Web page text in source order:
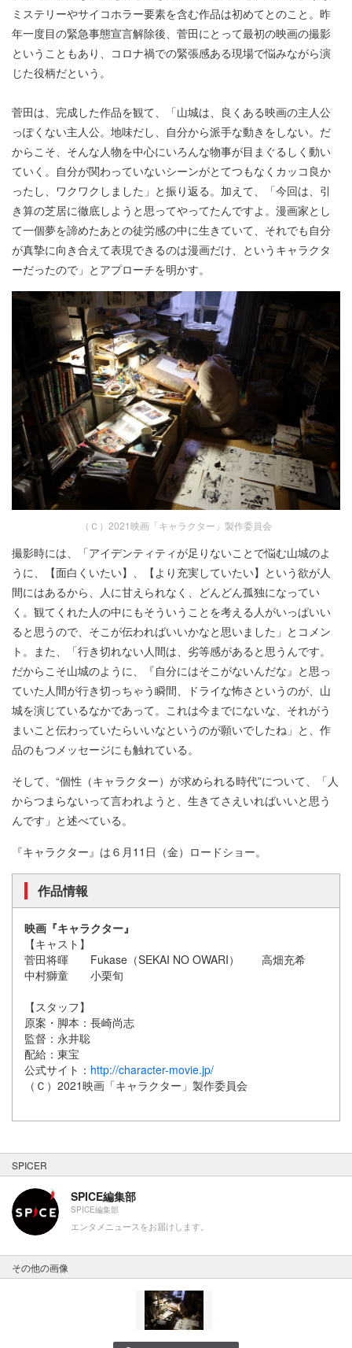
ミステリーやサイコホラー要素を含む作品は初めてとのこと。昨
年一度目の緊急事態宣言解除後、菅田にとって最初の映画の撮影
ということもあり、コロナ禍での緊張感ある現場で悩みながら演
じた役柄だという。
菅田は、完成した作品を観て、「山城は、良くある映画の主人公
っぽくない主人公。地味だし、自分から派手な動きをしない。だ
からこそ、そんな人物を中心にいろんな物事が目まぐるしく動い
ていく。自分が関わっていないシーンがとてつもなくカッコ良か
ったし、ワクワクしました」と振り返る。加えて、「今回は、引
き算の芝居に徹底しようと思ってやってたんですよ。漫画家とし
て一個夢を諦めたあとの徒労感の中に生きていて、それでも自分
が真摯に向き合えて表現できるのは漫画だけ、というキャラクタ
ーだったので」とアプローチを明かす。
（Ｃ）2021映画「キャラクター」製作委員会
撮影時には、「アイデンティティが足りないことで悩む山城のよ
うに、【面白くいたい】、【より充実していたい】という欲が人
間にはあるから、人に甘えられなく、どんどん孤独になってい
く。観てくれた人の中にもそういうことを考える人がいっぱいい
ると思うので、そこが伝わればいいかなと思いました」とコメン
ト。また、「行き切れない人間は、劣等感があると思うんです。
だからこそ山城のように、『自分にはそこがないんだな』と思っ
ていた人間が行き切っちゃう瞬間、ドライな怖さというのが、山
城を演じているなかであって。これは今までにないな、それがう
まいこと伝わっていたらいいなというのが願いでしたね」と、作
品のもつメッセージにも触れている。
そして、“個性（キャラクター）が求められる時代”について、「人
からつまらないって言われようと、生きてさえいればいいと思う
んです」と述べている。
『キャラクター』は６月11日（金）ロードショー。
作品情報
映画『キャラクター』
【キャスト】
菅田将暉 Fukase（SEKAI NO OWARI） 高畑充希
中村獅童 小栗旬
【スタッフ】
原案・脚本：長崎尚志
監督：永井聡
配給：東宝
公式サイト： http://character-movie.jp/
（Ｃ）2021映画「キャラクター」製作委員会
SPICER
SPICE編集部
SPICE編集部
エンタメニュースをお届けします。
その他の画像